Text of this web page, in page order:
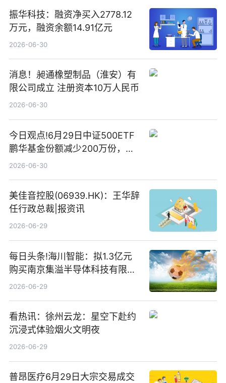
振华科技：融资净买入2778.12
万元，融资余额14.91亿元
2026-06-30
消息！昶通橡塑制品（淮安）有
限公司成立 注册资本10万人民币
2026-06-30
今日观点!6月29日中证500ETF
鹏华基金份额减少200万份，重
仓股亨通光电、赤峰黄金、佰维
2026-06-30
美佳音控股(06939.HK)：王华辞
任行政总裁|报资讯
2026-06-29
每日头条!海川智能：拟1.3亿元
购买南京集溢半导体科技有限公
司15.3%股权
2026-06-29
看热讯：徐州云龙：星空下赴约
沉浸式体验烟火文明夜
2026-06-29
普昂医疗6月29日大宗交易成交